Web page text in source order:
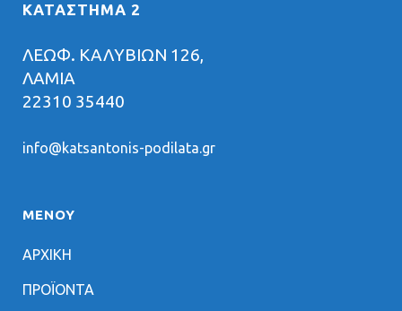
ΚΑΤΑΣΤΗΜΑ 2
ΛΕΩΦ. ΚΑΛΥΒΙΩΝ 126,
ΛΑΜΙΑ
22310 35440
info@katsantonis-podilata.gr
ΜΕΝΟΥ
ΑΡΧΙΚΗ
ΠΡΟΪΟΝΤΑ